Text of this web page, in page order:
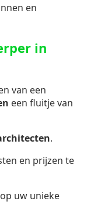
en
in
van een
een fluitje van
.
en prijzen te
uw unieke